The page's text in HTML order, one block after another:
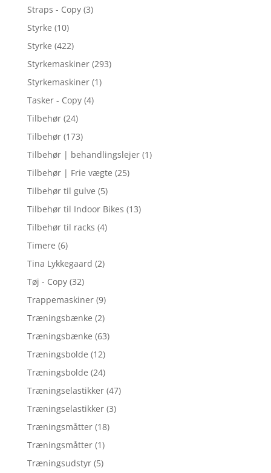
Straps - Copy (3)
Styrke (10)
Styrke (422)
Styrkemaskiner (293)
Styrkemaskiner (1)
Tasker - Copy (4)
Tilbehør (24)
Tilbehør (173)
Tilbehør | behandlingslejer (1)
Tilbehør | Frie vægte (25)
Tilbehør til gulve (5)
Tilbehør til Indoor Bikes (13)
Tilbehør til racks (4)
Timere (6)
Tina Lykkegaard (2)
Tøj - Copy (32)
Trappemaskiner (9)
Træningsbænke (2)
Træningsbænke (63)
Træningsbolde (12)
Træningsbolde (24)
Træningselastikker (47)
Træningselastikker (3)
Træningsmåtter (18)
Træningsmåtter (1)
Træningsudstyr (5)